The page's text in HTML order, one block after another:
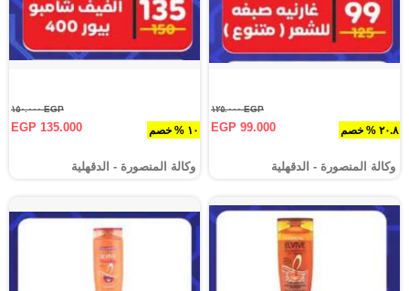
٢٠.٨ % خصم
EGP ١٢٥.٠٠٠
EGP 99.000
وكالة المنصورة - الدقهلية‎
١٠ % خصم
EGP ١٥٠.٠٠٠
EGP 135.000
وكالة المنصورة - الدقهلية‎